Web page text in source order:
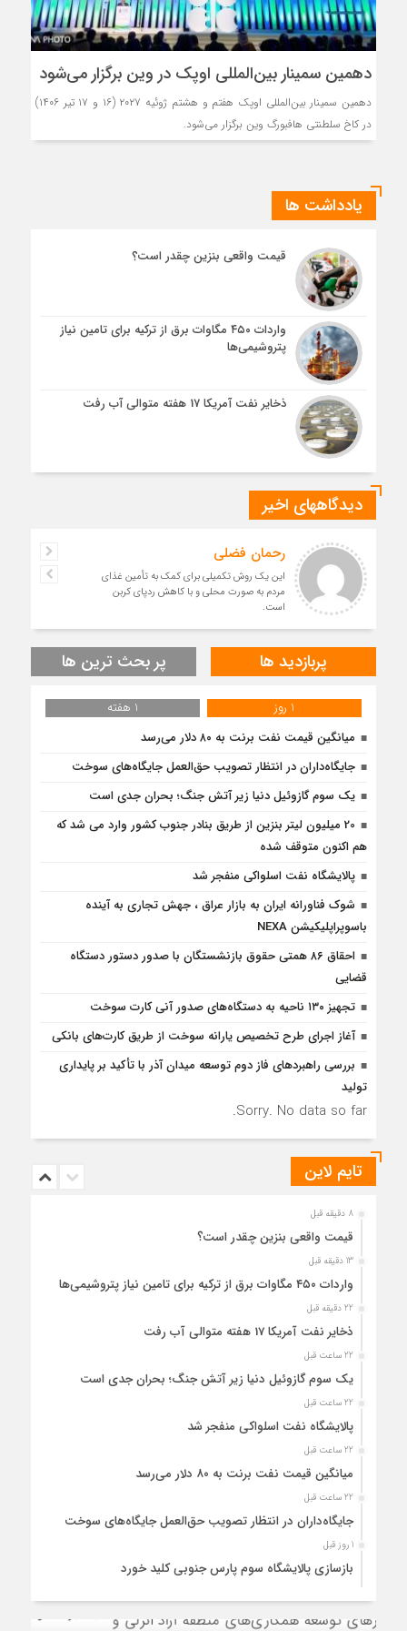
دهمین سمینار بین‌المللی اوپک در وین برگزار می‌شود
دهمین سمینار بین‌المللی اوپک هفتم و هشتم ژوئیه ۲۰۲۷ (۱۶ و ۱۷ تیر ۱۴۰۶)
در کاخ سلطنتی هافبورگ وین برگزار می‌شود.
یادداشت ها
قیمت واقعی بنزین چقدر است؟
واردات ۴۵۰ مگاوات برق از ترکیه برای تامین نیاز
پتروشیمی‌ها
ذخایر نفت آمریکا 17 هفته متوالی آب رفت
دیدگاههای اخیر
رحمان فضلی
این یک روش تکمیلی برای کمک به تأمین غذای
مردم به صورت محلی و با کاهش ردپای کربن
است.
پربازدید ها پر بحث ترین ها
1 روز
1 هفته
میانگین قیمت نفت برنت به ۸۰ دلار می‌رسد
جایگاه‌داران در انتظار تصویب حق‌العمل جایگاه‌های سوخت
یک سوم گازوئیل دنیا زیر آتش جنگ؛ بحران جدی است
20 میلیون لیتر بنزین از طریق بنادر جنوب کشور وارد می شد که
هم اکنون متوقف شده
پالایشگاه نفت اسلواکی منفجر شد
شوک فناورانه ایران به بازار عراق ، جهش تجاری به آینده
باسوپراپلیکیشن NEXA
احقاق ۸۶ همتی حقوق بازنشستگان با صدور دستور دستگاه
قضایی
تجهیز ۱۳۰ ناحیه به دستگاه‌های صدور آنی کارت سوخت
آغاز اجرای طرح تخصیص یارانه سوخت از طریق کارت‌های بانکی
بررسی راهبردهای فاز دوم توسعه میدان آذر با تأکید بر پایداری
تولید
Sorry. No data so far.
تایم لاین
8 دقیقه قبل
قیمت واقعی بنزین چقدر است؟
13 دقیقه قبل
واردات ۴۵۰ مگاوات برق از ترکیه برای تامین نیاز پتروشیمی‌ها
22 دقیقه قبل
ذخایر نفت آمریکا 17 هفته متوالی آب رفت
22 ساعت قبل
یک سوم گازوئیل دنیا زیر آتش جنگ؛ بحران جدی است
22 ساعت قبل
پالایشگاه نفت اسلواکی منفجر شد
22 ساعت قبل
میانگین قیمت نفت برنت به ۸۰ دلار می‌رسد
22 ساعت قبل
جایگاه‌داران در انتظار تصویب حق‌العمل جایگاه‌های سوخت
1 روز قبل
بازسازی پالایشگاه سوم پارس جنوبی کلید خورد
بحران ناترازی ۱۰ میلیون لیتری بنزین؛ ضرورت مدیریت تقاضا و